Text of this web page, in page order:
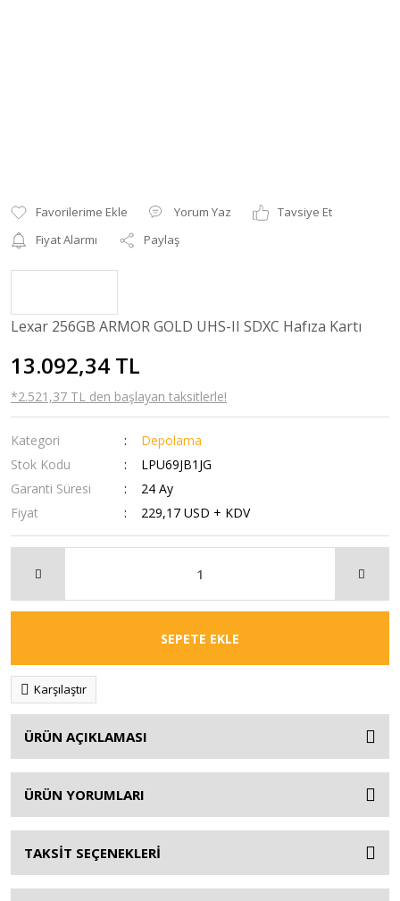
Yorum Yaz
Tavsiye Et
Fiyat Alarmı
Paylaş
Lexar 256GB ARMOR GOLD UHS-II SDXC Hafıza Kartı
13.092,34 TL
*2.521,37 TL den başlayan taksitlerle!
Kategori
Depolama
Stok Kodu
LPU69JB1JG
Garanti Süresi
24 Ay
Fiyat
229,17 USD + KDV
SEPETE EKLE
Karşılaştır
ÜRÜN AÇIKLAMASI
ÜRÜN YORUMLARI
TAKSİT SEÇENEKLERİ